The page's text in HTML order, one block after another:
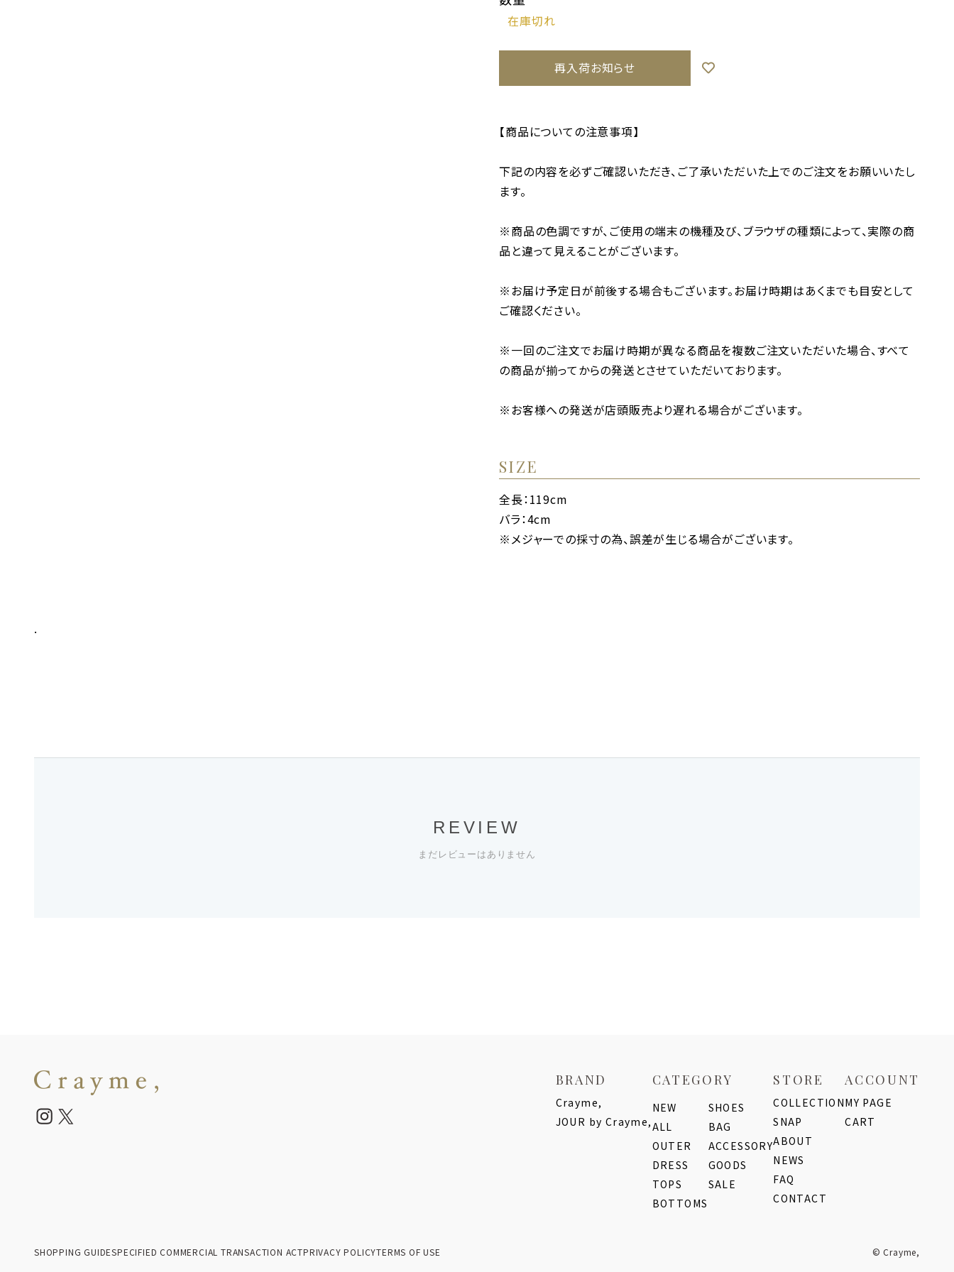
再入荷お知らせ
【商品についての注意事項】
下記の内容を必ずご確認いただき、ご了承いただいた上でのご注文をお願いいたし
ます。
※商品の色調ですが、ご使用の端末の機種及び、ブラウザの種類によって、実際の商
品と違って見えることがございます。
※お届け予定日が前後する場合もございます。お届け時期はあくまでも目安として
ご確認ください。
※一回のご注文でお届け時期が異なる商品を複数ご注文いただいた場合、すべて
の商品が揃ってからの発送とさせていただいております。
※お客様への発送が店頭販売より遅れる場合がございます。
SIZE
全長：119cm
バラ：4cm
※メジャーでの採寸の為、誤差が生じる場合がございます。
.
REVIEW
まだレビューはありません
BRAND
Crayme,
JOUR by Crayme,
CATEGORY
NEW
ALL
OUTER
DRESS
TOPS
BOTTOMS
SHOES
BAG
ACCESSORY
GOODS
SALE
STORE
COLLECTION
SNAP
ABOUT
NEWS
FAQ
CONTACT
ACCOUNT
MY PAGE
CART
SHOPPING GUIDESPECIFIED COMMERCIAL TRANSACTION ACTPRIVACY POLICYTERMS OF USE © Crayme,